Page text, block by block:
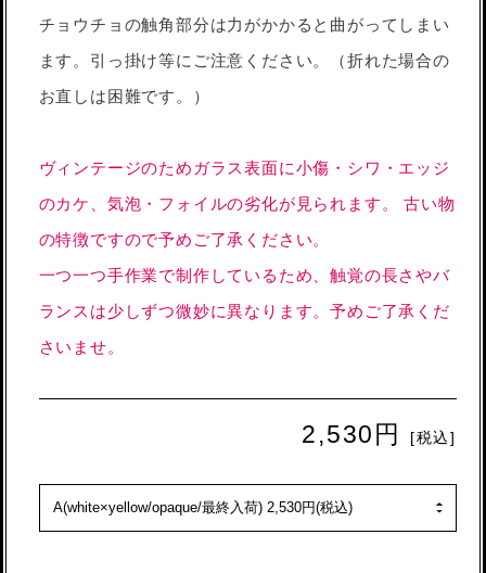
チョウチョの触角部分は力がかかると曲がってしまい
ます。引っ掛け等にご注意ください。（折れた場合の
お直しは困難です。）
ヴィンテージのためガラス表面に小傷・シワ・エッジ
のカケ、気泡・フォイルの劣化が見られます。 古い物
の特徴ですので予めご了承ください。
一つ一つ手作業で制作しているため、触覚の長さやバ
ランスは少しずつ微妙に異なります。予めご了承くだ
さいませ。
2,530円 [税込]